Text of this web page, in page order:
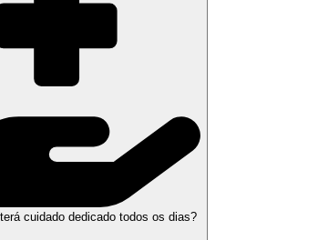
cuidado dedicado todos os dias?